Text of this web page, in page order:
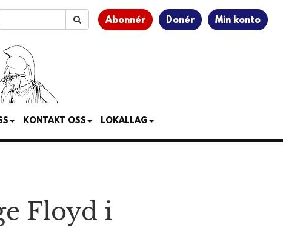
Abonnér Donér Min konto
KONTAKT OSS LOKALLAG
Floyd i